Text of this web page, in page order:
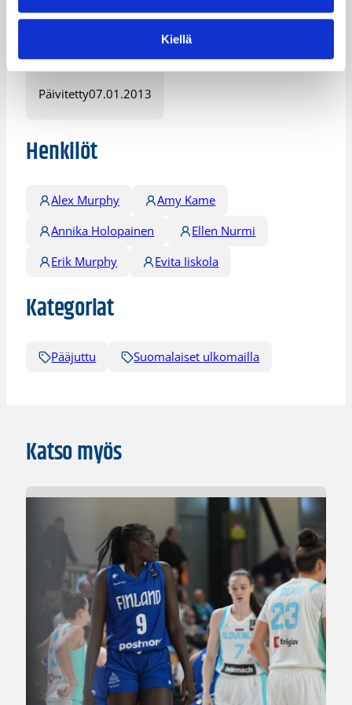
Kiellä
UMBC:Bria White 15/4.
Ei pelannut.
Päivitetty07.01.2013
Henkilöt
Alex Murphy
Amy Kame
Annika Holopainen
Ellen Nurmi
Erik Murphy
Evita Iiskola
Kategoriat
Pääjuttu Suomalaiset ulkomailla
Katso myös